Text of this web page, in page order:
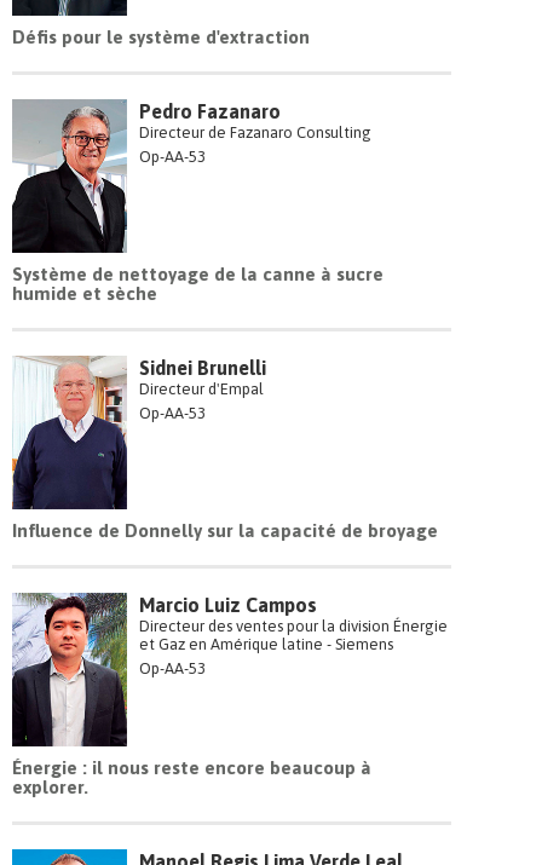
Défis pour le système d'extraction
Pedro Fazanaro
Directeur de Fazanaro Consulting
Op-AA-53
Système de nettoyage de la canne à sucre
humide et sèche
Sidnei Brunelli
Directeur d'Empal
Op-AA-53
Influence de Donnelly sur la capacité de broyage
Marcio Luiz Campos
Directeur des ventes pour la division Énergie
et Gaz en Amérique latine - Siemens
Op-AA-53
Énergie : il nous reste encore beaucoup à
explorer.